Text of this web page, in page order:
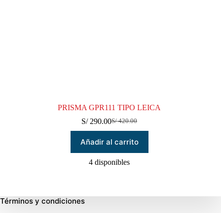
PRISMA GPR111 TIPO LEICA
S/420.00
El
precio
original
era:
S/ 420.00.
S/290.00El
precio
actual
es:
S/ 290.00.
Añadir al carrito
4 disponibles
Términos y condiciones